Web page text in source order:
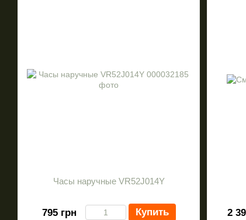
Часы наручные VR52J014Y
795 грн Купить 2